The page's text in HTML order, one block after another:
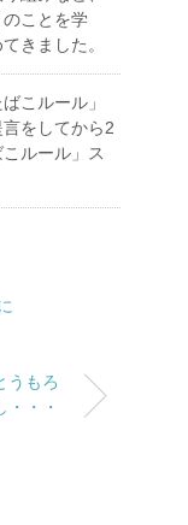
ことを学
きました。
こルール」
をしてから2
ルール」ス
うもろ
・・・